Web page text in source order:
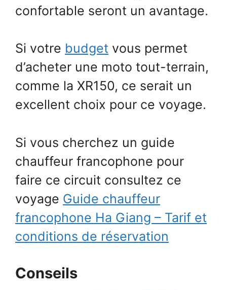
confortable seront un avantage.
Si votre budget vous permet
d’acheter une moto tout-terrain,
comme la XR150, ce serait un
excellent choix pour ce voyage.
Si vous cherchez un guide
chauffeur francophone pour
faire ce circuit consultez ce
voyage Guide chauffeur
francophone Ha Giang – Tarif et
conditions de réservation
Conseils